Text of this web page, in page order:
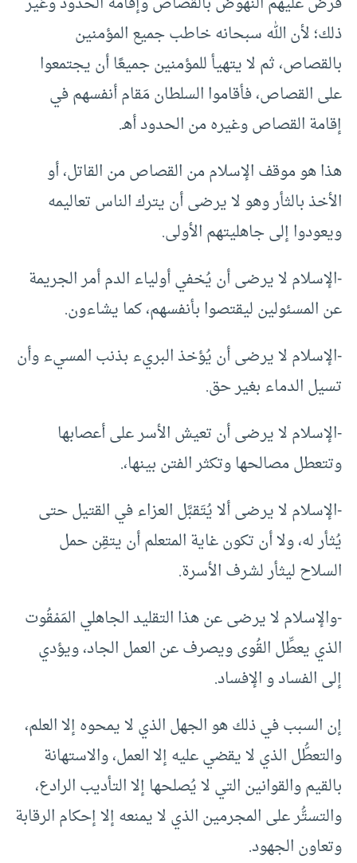
ذلك؛ لأن الله سبحانه خاطب جميع المؤمنين
بالقصاص، ثم لا يتهيأ للمؤمنين جميعًا أن يجتمعوا
على القصاص، فأقاموا السلطان مَقام أنفسهم في
إقامة القصاص وغيره من الحدود أهـ.
هذا هو موقف الإسلام من القصاص من القاتل، أو
الأخذ بالثأر وهو لا يرضى أن يترك الناس تعاليمه
ويعودوا إلى جاهليتهم الأولى.
-الإسلام لا يرضى أن يُخفي أولياء الدم أمر الجريمة
عن المسئولين ليقتصوا بأنفسهم، كما يشاءون.
-الإسلام لا يرضى أن يُؤخذ البريء بذنب المسيء وأن
تسيل الدماء بغير حق.
-الإسلام لا يرضى أن تعيش الأسر على أعصابها
وتتعطل مصالحها وتكثر الفتن بينها،.
-الإسلام لا يرضى ألا يُتَقبَّل العزاء في القتيل حتى
يُثأر له، ولا أن تكون غاية المتعلم أن يتقِن حمل
السلاح ليثأر لشرف الأسرة.
-والإسلام لا يرضى عن هذا التقليد الجاهلي المَمْقُوت
الذي يعطِّل القُوى ويصرف عن العمل الجاد، ويؤدي
إلى الفساد و الإفساد.
إن السبب في ذلك هو الجهل الذي لا يمحوه إلا العلم،
والتعطُّل الذي لا يقضي عليه إلا العمل، والاستهانة
بالقيم والقوانين التي لا يُصلحها إلا التأديب الرادع،
والتستُّر على المجرمين الذي لا يمنعه إلا إحكام الرقابة
وتعاون الجهود.